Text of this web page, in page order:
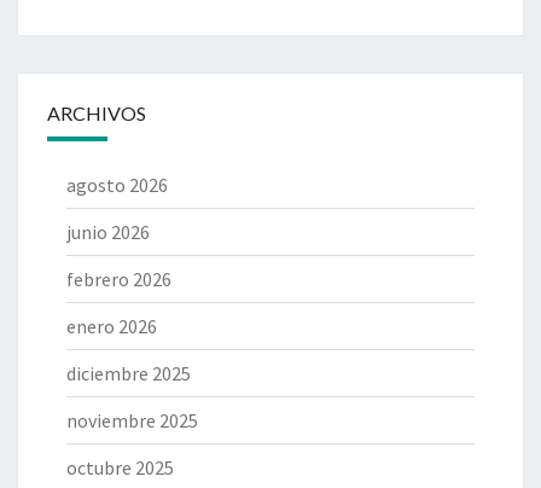
ARCHIVOS
agosto 2026
junio 2026
febrero 2026
enero 2026
diciembre 2025
noviembre 2025
octubre 2025